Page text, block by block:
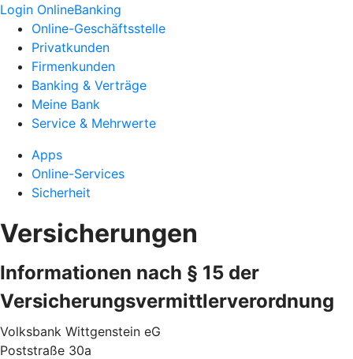
Login OnlineBanking
Online-Geschäftsstelle
Privatkunden
Firmenkunden
Banking & Verträge
Meine Bank
Service & Mehrwerte
Apps
Online-Services
Sicherheit
Versicherungen
Informationen nach § 15 der
Versicherungsvermittlerverordnung
Volksbank Wittgenstein eG
Poststraße 30a